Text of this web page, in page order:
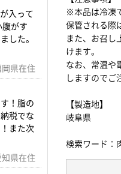
入って
がす
した。
県在住
！脂の
税でな
また次
県在住
※本品は冷凍
保管される際
また、お召し
けます。
なお、常温や
しますのでご
【製造地】
岐阜県
検索ワード：